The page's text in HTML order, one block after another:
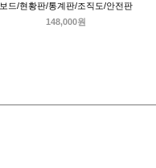
보드/현황판/통계판/조직도/안전판
148,000원